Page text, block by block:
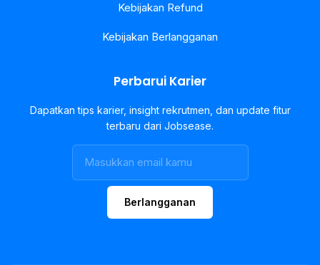
Kebijakan Refund
Kebijakan Berlangganan
Perbarui Karier
Dapatkan tips karier, insight rekrutmen, dan update fitur
terbaru dari Jobsease.
Berlangganan